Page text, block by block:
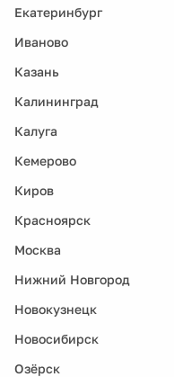
Екатеринбург
Иваново
Казань
Калининград
Калуга
Кемерово
Киров
Красноярск
Москва
Нижний Новгород
Новокузнецк
Новосибирск
Озёрск